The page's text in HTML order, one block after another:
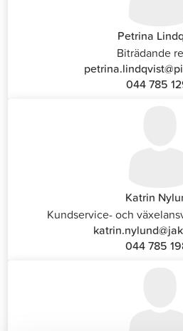
Petrina
Biträdande
044 785
Katrin
Kundservice- och
044 785